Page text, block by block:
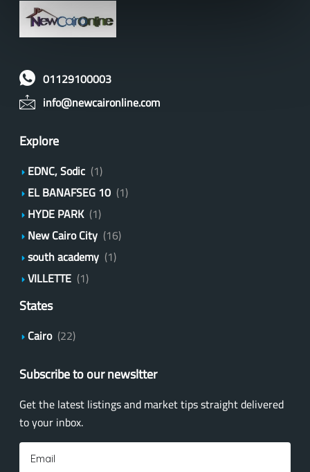
01129100003
info@newcaironline.com
Explore
EDNC, Sodic (1)
EL BANAFSEG 10 (1)
HYDE PARK (1)
New Cairo City (16)
south academy (1)
VILLETTE (1)
States
Cairo (22)
Subscribe to our newsltter
Get the latest listings and market tips straight delivered
to your inbox.